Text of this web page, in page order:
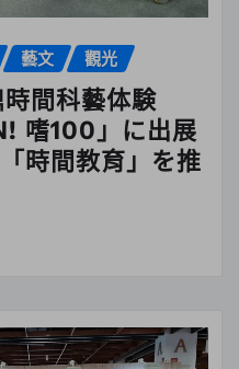
藝文 觀光
時間科藝体験
嗜100」に出展
時間教育」を推